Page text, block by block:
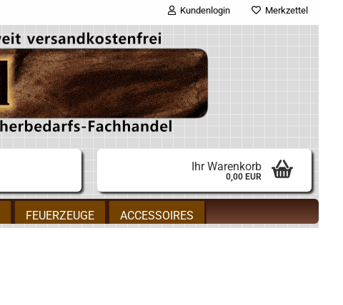
Kundenlogin
E-Mail
Passwort
Konto erstellen
Passwort vergessen?
Merkzettel
Ihr Warenkorb
0,00 EUR
FEUERZEUGE ACCESSOIRES